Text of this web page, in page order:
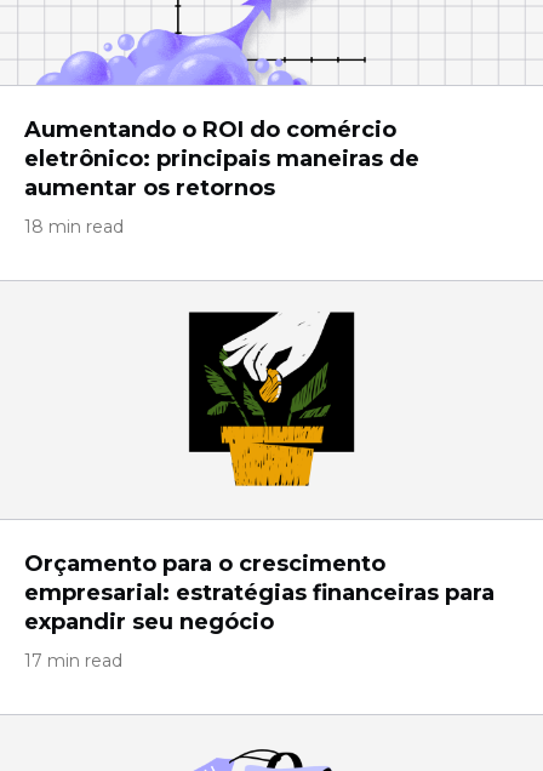
Aumentando o ROI do comércio
eletrônico: principais maneiras de
aumentar os retornos
18 min read
Orçamento para o crescimento
empresarial: estratégias financeiras para
expandir seu negócio
17 min read